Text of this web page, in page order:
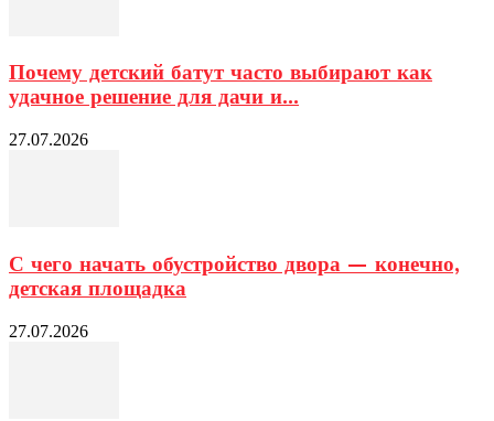
Почему детский батут часто выбирают как
удачное решение для дачи и...
27.07.2026
С чего начать обустройство двора — конечно,
детская площадка
27.07.2026